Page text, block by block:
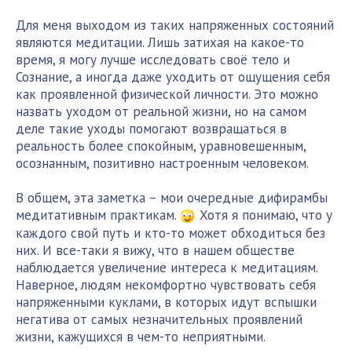
Для меня выходом из таких напряженных состояний
являются медитации. Лишь затихая на какое-то
время, я могу лучше исследовать своё тело и
Сознание, а иногда даже уходить от ощущения себя
как проявленной физической личности. Это можно
назвать уходом от реальной жизни, но на самом
деле такие уходы помогают возвращаться в
реальность более спокойным, уравновешенным,
осознанным, позитивно настроенным человеком.
В общем, эта заметка – мои очередные дифирамбы
медитативным практикам.
Хотя я понимаю, что у
каждого свой путь и кто-то может обходиться без
них. И все-таки я вижу, что в нашем обществе
наблюдается увеличение интереса к медитациям.
Наверное, людям некомфортно чувствовать себя
напряженными куклами, в которых идут вспышки
негатива от самых незначительных проявлений
жизни, кажущихся в чем-то неприятными.